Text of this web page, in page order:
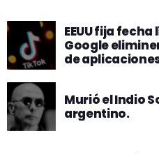
EEUU fija
Google
de
Murió el Indio
argentino.